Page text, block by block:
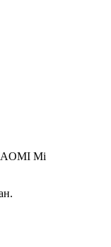
Mi